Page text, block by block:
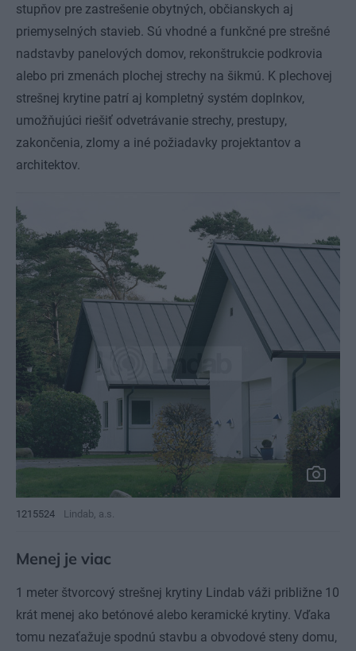
stupňov pre zastrešenie obytných, občianskych aj
priemyselných stavieb. Sú vhodné a funkčné pre strešné
nadstavby panelových domov, rekonštrukcie podkrovia
alebo pri zmenách plochej strechy na šikmú. K plechovej
strešnej krytine patrí aj kompletný systém doplnkov,
umožňujúci riešiť odvetrávanie strechy, prestupy,
zakončenia, zlomy a iné požiadavky projektantov a
architektov.
1215524 Lindab, a.s.
Menej je viac
1 meter štvorcový strešnej krytiny Lindab váži približne 10
krát menej ako betónové alebo keramické krytiny. Vďaka
tomu nezaťažuje spodnú stavbu a obvodové steny domu,